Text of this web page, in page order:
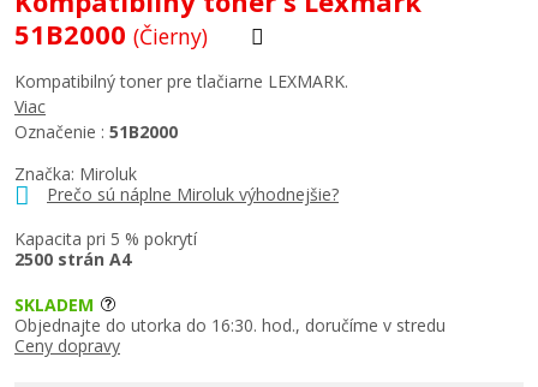
51B2000 (Čierny)
Značka: Miroluk
Prečo sú náplne Miroluk výhodnejšie?
Kapacita pri 5 % pokrytí
2500 strán A4
Kompatibilný toner pre tlačiarne LEXMARK.
Viac
Označenie : 51B2000
SKLADEM
Objednajte do utorka do 16:30. hod., doručíme v stredu
Ceny dopravy